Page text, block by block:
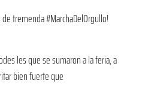
tremenda #MarchaDelOrgullo!
les que se sumaron a la feria, a
bien fuerte que